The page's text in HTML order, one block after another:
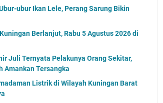
ubur Ikan Lele, Perang Sarung Bikin
Berlanjut, Rabu 5 Agustus 2026 di
Juli Ternyata Pelakunya Orang Sekitar,
Amankan Tersangka
Listrik di Wilayah Kuningan Barat